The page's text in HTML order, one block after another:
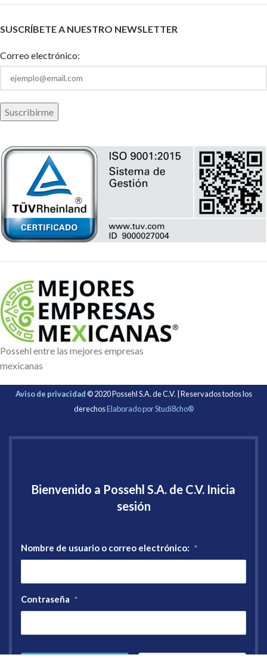
SUSCRÍBETE A NUESTRO NEWSLETTER
Correo electrónico:
Possehl entre las mejores empresas
mexicanas
Aviso de privacidad© 2020 Possehl S.A. de C.V. | Reservados todos los
derechosElaborado por Studi8cho®
Bienvenido a Possehl S.A. de C.V. Inicia
sesión
Nombre de usuario o correo electrónico: *
Contraseña *